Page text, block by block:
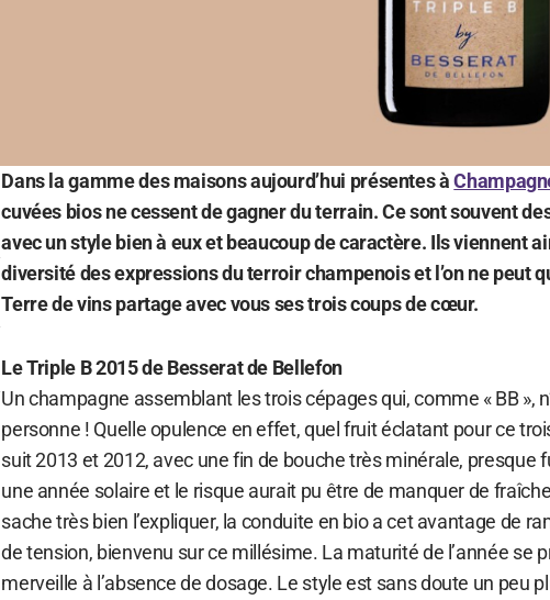
Dans la gamme des maisons aujourd’hui présentes à
cuvées bios ne cessent de gagner du terrain. Ce sont souvent
avec un style bien à eux et beaucoup de caractère. Ils viennent
diversité des expressions du terroir champenois et l’on ne peut
Terre de vins partage avec vous ses trois coups de cœur.
Le Triple B 2015 de Besserat de Bellefon
Un champagne assemblant les trois cépages qui, comme « BB »,
personne ! Quelle opulence en effet, quel fruit éclatant pour ce
suit 2013 et 2012, avec une fin de bouche très minérale, presque
une année solaire et le risque aurait pu être de manquer de
sache très bien l’expliquer, la conduite en bio a cet avantage de
de tension, bienvenu sur ce millésime. La maturité de l’année se
merveille à l’absence de dosage. Le style est sans doute un peu